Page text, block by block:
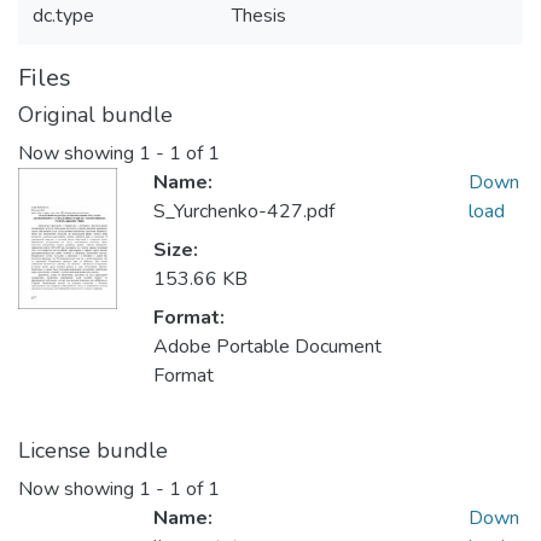
dc.type Thesis
Files
Original bundle
Now showing 1 - 1 of 1
Name:
S_Yurchenko-427.pdf
Size:
153.66 KB
Format:
Adobe Portable Document
Format
Down
load
License bundle
Now showing 1 - 1 of 1
Name:
Down